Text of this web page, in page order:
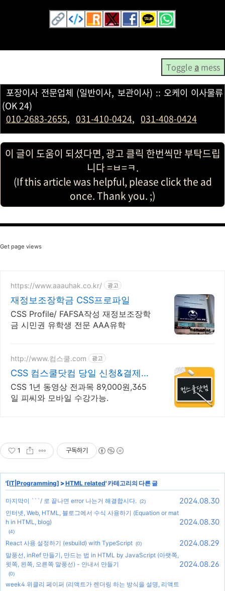
Toggle a mess
포장이사 전문업체 (일반이사, 보관이사) :: 오케이 이사물류
(OK 24)
010-2683-2655, 031-410-0424, 031-408-0424
이 글이 도움이 되셨다면, 광고 클릭 한번씩만 부탁드립
니다 =ㅂ=ㅋ.
(If this article was helpful, please click the ad
once. Thank you. ;)
Get page views
https://www.aaauhak.co.kr/ 광고
재정보조장학금 CSS프로파일
CSS Profile/ FAFSA작성 재정보조장학
금 시민권 유학생 전문 AAA유학
http://www.컴스쿨.com 광고
CSS 컴스쿨닷컴 당일 신청&결제시
기프티콘!
CSS 1년 동영상 전과목 89,000원,365
일 피씨와 모바일 수강가능.
1 구독하기
'[IT|Programming] >HTML related' 카테고리의 다른 글
마지막이 ```/ 로 끝나면 error 나는거 해결합시다. (2) 2024.08.30
인터넷, Web, HTML, 블로그에서 수식 사용하기 (Equation or mat
h in HTML, blog)
(4)
2024.08.30
React 사용 설정하기 (esbuild) with TypeScript (0) 2024.08.29
말풍선, inRef 만들기, 만드는 법 in HTML by JavaScript (아랫쪽,
윗쪽, 왼쪽, 오른쪽 말풍선) - 안내서 만들기
(0)
2024.08.26
week4 위클리 페이퍼 (리액트가 렌더링 하는 방식을 설명, 리액트